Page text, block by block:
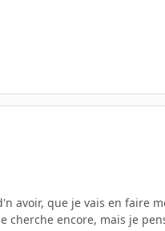
avoir, que je vais en faire
cherche encore, mais je